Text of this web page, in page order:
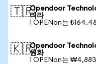
🇹🇷Opendoor
리라
1 OPENon는
🇰🇷Opendoor
원화
1 OPENon는